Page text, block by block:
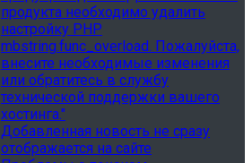
продукта необходимо удалить
настройку PHP
mbstring.func_overload. Пожалуйста,
внесите необходимые изменения
или обратитесь в службу
технической поддержки вашего
хостинга."
Добавленная новость не сразу
отображается на сайте